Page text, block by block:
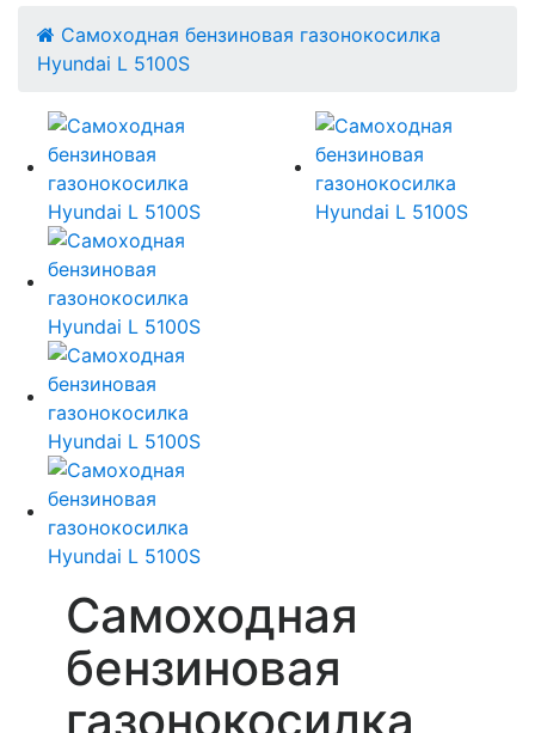
Самоходная бензиновая газонокосилка
Hyundai L 5100S
Самоходная
бензиновая
газонокосилка